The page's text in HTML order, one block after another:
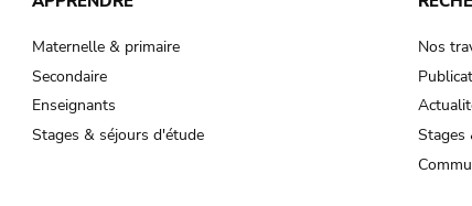
Maternelle & primaire
Secondaire
Enseignants
Stages & séjours d'étude
Nos
Stages